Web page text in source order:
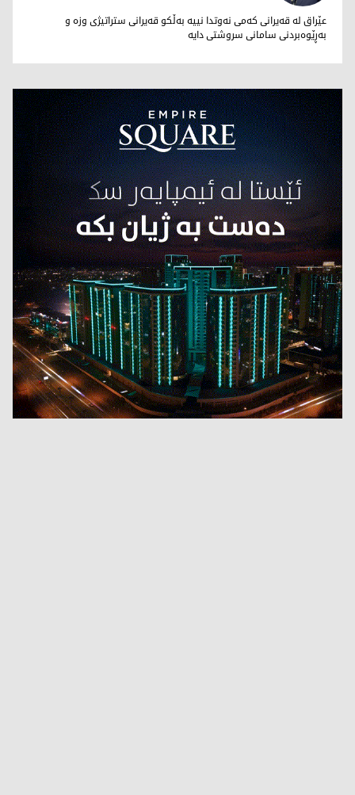
جەگەر عەزیز هەرکی
عێراق لە قەیرانی کەمی نەوتدا نییە بەڵکو قەیرانی ستراتیژی وزە و
بەڕێوەبردنی سامانی سروشتی دایە